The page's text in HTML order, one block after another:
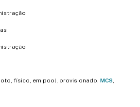
físico, em pool, provisionado, MCS,